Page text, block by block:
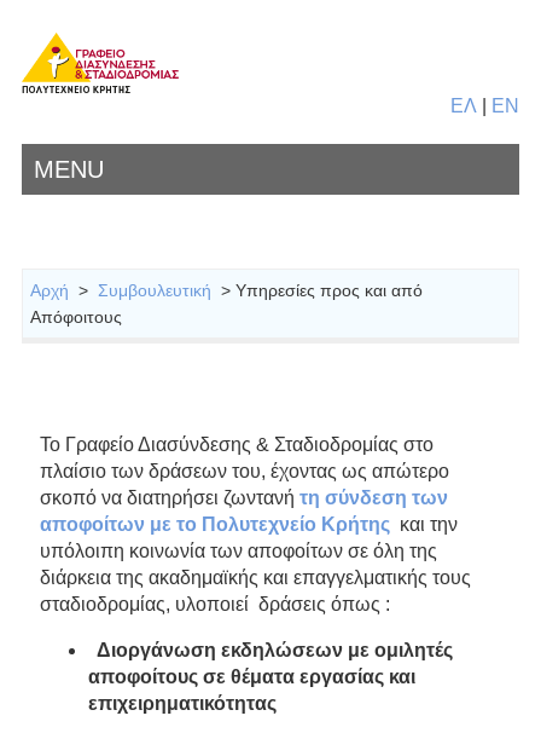
ΕΛ EN
MENU
Αρχή > Συμβουλευτική > Υπηρεσίες προς και από
Απόφοιτους
Το Γραφείο Διασύνδεσης & Σταδιοδρομίας στο
πλαίσιο των δράσεων του, έχοντας ως απώτερο
σκοπό να διατηρήσει ζωντανή τη σύνδεση των
αποφοίτων με το Πολυτεχνείο Κρήτης και την
υπόλοιπη κοινωνία των αποφοίτων σε όλη της
διάρκεια της ακαδημαϊκής και επαγγελματικής τους
σταδιοδρομίας, υλοποιεί δράσεις όπως :
Διοργάνωση εκδηλώσεων με ομιλητές
αποφοίτους σε θέματα εργασίας και
επιχειρηματικότητας